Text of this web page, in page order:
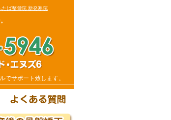
たば整骨院 新発寒院
でサポート致します。